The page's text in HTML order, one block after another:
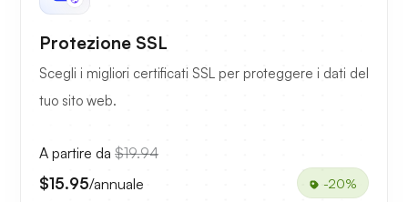
Protezione SSL
Scegli i migliori certificati SSL per proteggere i dati del
tuo sito web.
A partire da $19.94
$15.95/annuale -20%